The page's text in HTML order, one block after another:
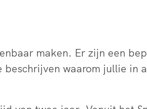
maken. Er zijn een
waarom jullie in